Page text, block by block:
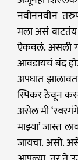
नवीननवीन
मला असं वाटतंय
ऐकवलं. असली
आवडायचं बंद
अपघात
स्पिकर ठेवून
असेल मी
माझ्या’ जास्त
जायचा. असो.